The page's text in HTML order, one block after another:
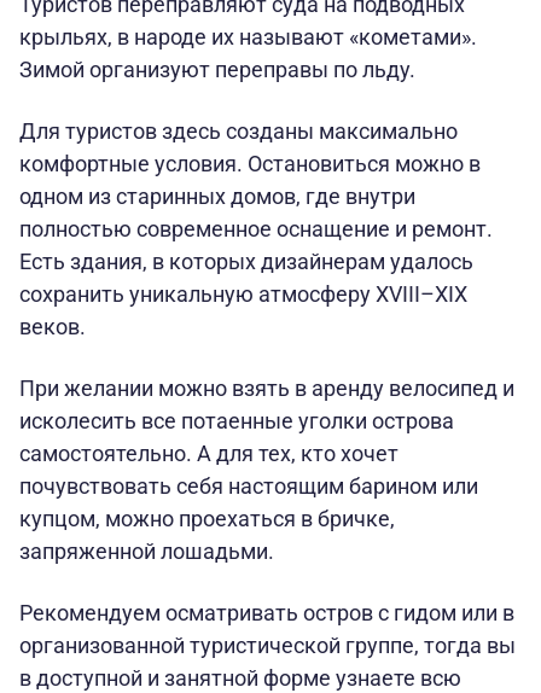
крыльях, в народе их называют «кометами».
Зимой организуют переправы по льду.
Для туристов здесь созданы максимально
комфортные условия. Остановиться можно в
одном из старинных домов, где внутри
полностью современное оснащение и ремонт.
Есть здания, в которых дизайнерам удалось
сохранить уникальную атмосферу XVIII–XIX
веков.
При желании можно взять в аренду велосипед и
исколесить все потаенные уголки острова
самостоятельно. А для тех, кто хочет
почувствовать себя настоящим барином или
купцом, можно проехаться в бричке,
запряженной лошадьми.
Рекомендуем осматривать остров с гидом или в
организованной туристической группе, тогда вы
в доступной и занятной форме узнаете всю